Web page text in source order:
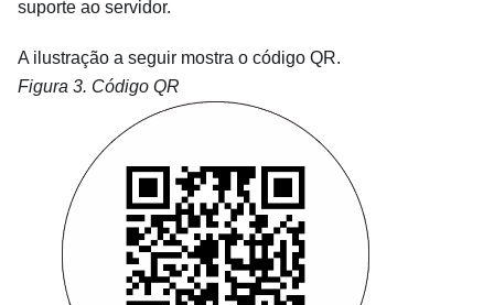
suporte ao servidor.
A ilustração a seguir mostra o código QR.
Figura 3. Código QR